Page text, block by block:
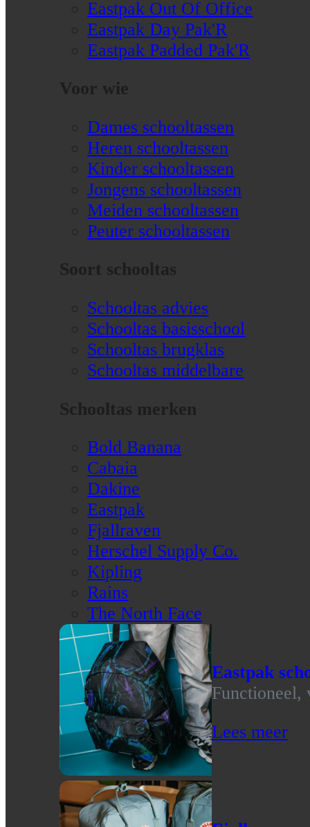
Eastpak Out Of Office
Eastpak Day Pak'R
Eastpak Padded Pak'R
Voor wie
Dames schooltassen
Heren schooltassen
Kinder schooltassen
Jongens schooltassen
Meiden schooltassen
Peuter schooltassen
Soort schooltas
Schooltas advies
Schooltas basisschool
Schooltas brugklas
Schooltas middelbare
Schooltas merken
Bold Banana
Cabaia
Dakine
Eastpak
Fjallraven
Herschel Supply Co.
Kipling
Rains
The North Face
Eastpak
Functioneel,
Lees meer